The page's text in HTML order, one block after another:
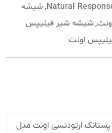
,شیشه
,شیشه شیر فیلیپس
اونت